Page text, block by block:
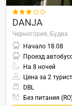

DANJA
Черногория, Будва
Начало 18.08
Проезд
На 8 ночей
Цена за 2
DBL
Без питания